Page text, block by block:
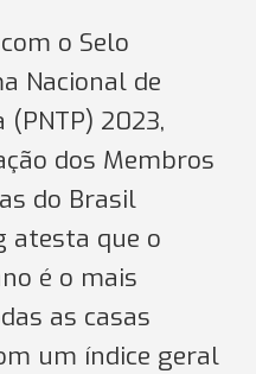
o Selo
Nacional de
2023,
dos Membros
do Brasil
atesta que o
é o mais
as casas
um índice geral